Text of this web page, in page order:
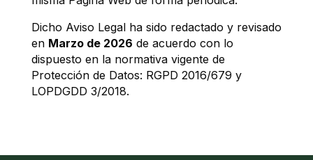
Dicho Aviso Legal ha sido redactado y revisado
en Marzo de 2026 de acuerdo con lo
dispuesto en la normativa vigente de
Protección de Datos: RGPD 2016/679 y
LOPDGDD 3/2018.